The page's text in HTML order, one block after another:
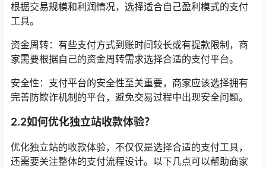
根据交易规模和利润情况，选择适合自己盈利模式的支付
工具。
资金周转：有些支付方式到账时间较长或有提款限制，商
家需要根据自己的资金周转需求选择合适的支付平台。
安全性：支付平台的安全性至关重要，商家应该选择拥有
完善防欺诈机制的平台，避免交易过程中出现安全问题。
2.2如何优化独立站收款体验？
优化独立站的收款体验，不仅仅是选择合适的支付工具，
还需要关注整体的支付流程设计。以下几点可以帮助商家